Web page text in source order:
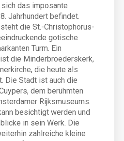
das imposante
Jahrhundert befindet.
die St.-Christophorus-
gotische
Turm. Ein
die Minderbroederskerk,
die heute als
Die Stadt ist auch die
dem berühmten
Rijksmuseums.
besichtigt werden und
in sein Werk. Die
zahlreiche kleine